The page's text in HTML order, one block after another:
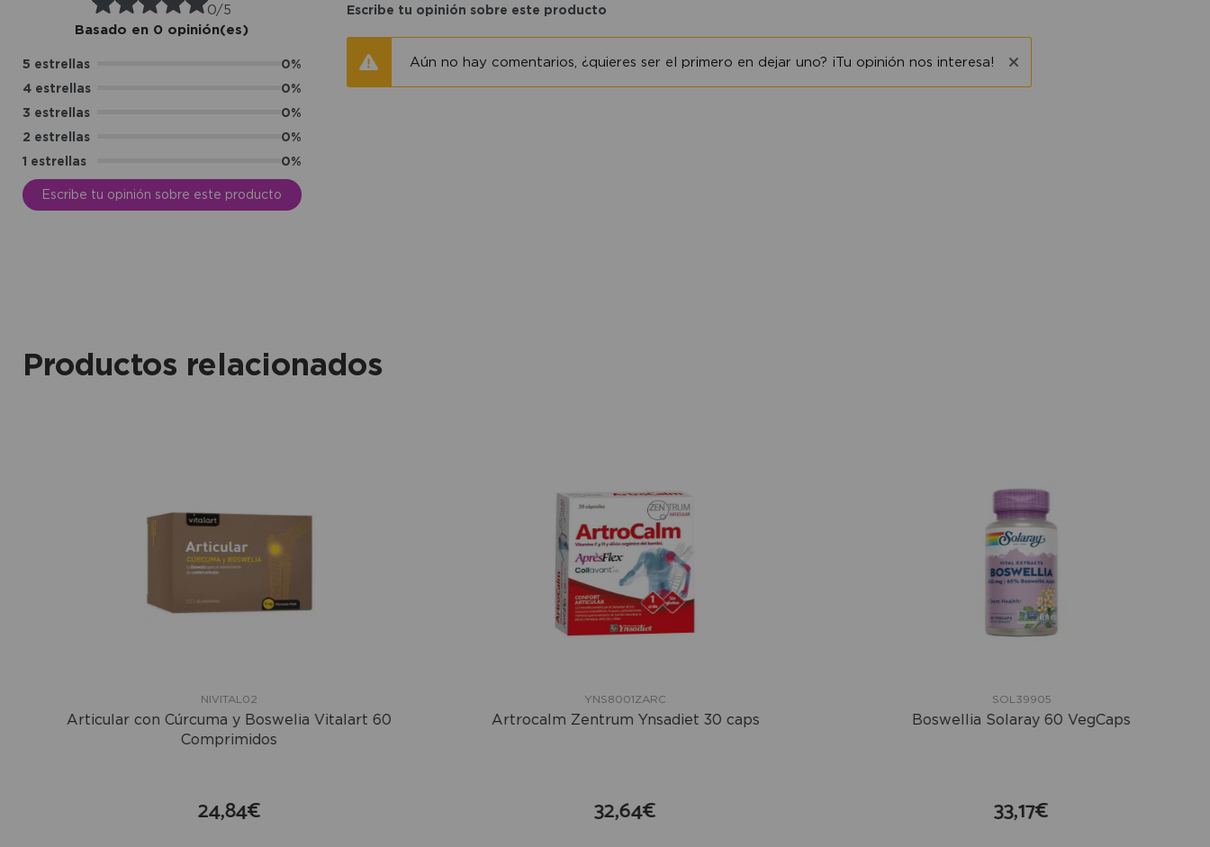
0/5
Basado en 0 opinión(es)
5 estrellas
0%
4 estrellas
0%
3 estrellas
0%
2 estrellas
0%
1 estrellas
0%
Escribe tu opinión sobre este producto
Escribe tu opinión sobre este producto
Aún no hay comentarios, ¿quieres ser el primero en dejar uno? ¡Tu opinión nos interesa!
Productos relacionados
NIVITAL02
Articular con Cúrcuma y Boswelia Vitalart 60
Comprimidos
24,84€
YNS8001ZARC
Artrocalm Zentrum Ynsadiet 30 caps
32,64€
SOL39905
Boswellia Solaray 60 VegCaps
33,17€